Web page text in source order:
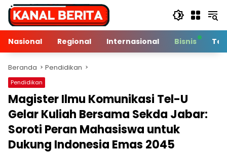
Langsung
konten
Nasional
Regional Internasional Bisnis
Beranda Pendidikan
Pendidikan
Magister Ilmu Komunikasi Tel-U
Gelar Kuliah Bersama Sekda Jabar:
Soroti Peran Mahasiswa untuk
Dukung Indonesia Emas 2045